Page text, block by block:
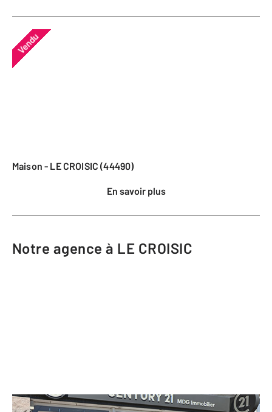
Vendu
Maison - LE CROISIC (44490)
En savoir plus
Notre agence à LE CROISIC